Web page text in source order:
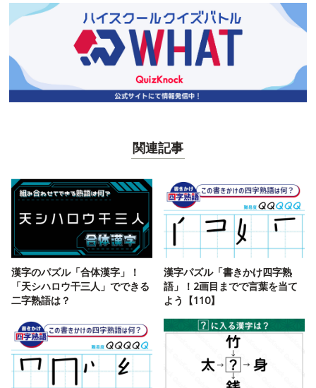
関連記事
漢字のパズル「合体漢字」！
「天シハロウ干三人」でできる
二字熟語は？
漢字パズル「書きかけ四字熟
語」！2画目までで言葉を当て
よう【110】